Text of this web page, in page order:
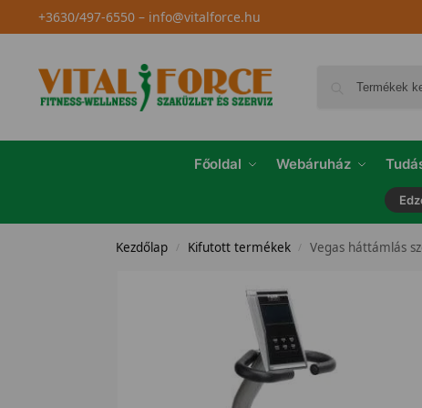
+3630/497-6550– info@vitalforce.hu
Főoldal Webáruház
Kezdőlap / Kifutott termékek / Vegas háttámlás